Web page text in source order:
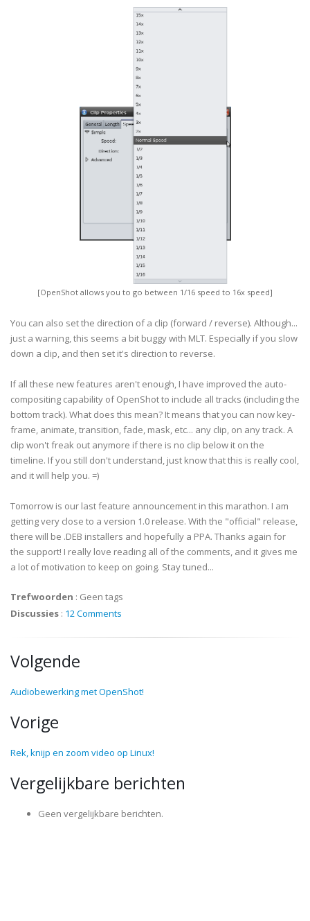
[OpenShot allows you to go between 1/16 speed to 16x speed]
You can also set the direction of a clip (forward / reverse). Although...
just a warning, this seems a bit buggy with MLT. Especially if you slow
down a clip, and then set it's direction to reverse.
If all these new features aren't enough, I have improved the auto-
compositing capability of OpenShot to include all tracks (including the
bottom track). What does this mean? It means that you can now key-
frame, animate, transition, fade, mask, etc... any clip, on any track. A
clip won't freak out anymore if there is no clip below it on the
timeline. If you still don't understand, just know that this is really cool,
and it will help you. =)
Tomorrow is our last feature announcement in this marathon. I am
getting very close to a version 1.0 release. With the "official" release,
there will be .DEB installers and hopefully a PPA. Thanks again for
the support! I really love reading all of the comments, and it gives me
a lot of motivation to keep on going. Stay tuned...
Trefwoorden : Geen tags
Discussies : 12 Comments
Volgende
Audiobewerking met OpenShot!
Vorige
Rek, knijp en zoom video op Linux!
Vergelijkbare berichten
Geen vergelijkbare berichten.